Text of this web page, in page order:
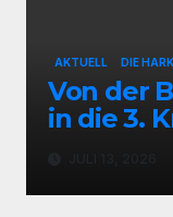
AKTUELL DIE
Von der
in die 3.
– VfB